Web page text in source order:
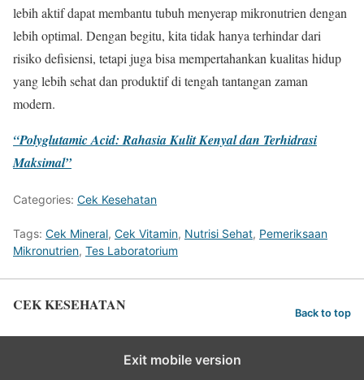
lebih aktif dapat membantu tubuh menyerap mikronutrien dengan
lebih optimal. Dengan begitu, kita tidak hanya terhindar dari
risiko defisiensi, tetapi juga bisa mempertahankan kualitas hidup
yang lebih sehat dan produktif di tengah tantangan zaman
modern.
“Polyglutamic Acid: Rahasia Kulit Kenyal dan Terhidrasi
Maksimal”
Categories: Cek Kesehatan
Tags: Cek Mineral, Cek Vitamin, Nutrisi Sehat, Pemeriksaan
Mikronutrien, Tes Laboratorium
CEK KESEHATAN Back to top
Exit mobile version